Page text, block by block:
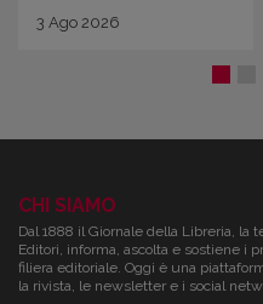
3 Ago 2026
CHI SIAMO
Dal 1888 il Giornale della Libreria, la
Editori, informa, ascolta e sostiene i
filiera editoriale. Oggi è una
la rivista, le newsletter e i social